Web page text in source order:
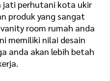
jati perhutani kota ukir
produk yang sangat
room rumah anda
memiliki nilai desain
anda akan lebih betah